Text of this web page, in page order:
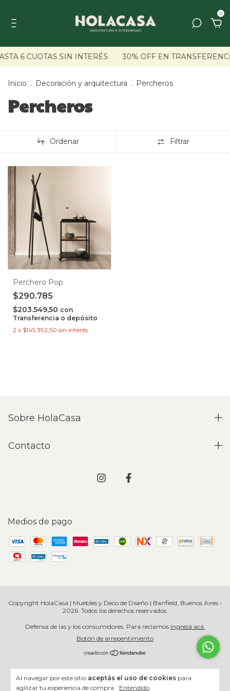
0
6 CUOTAS SIN INTERÉS 30% OFF EN
Al navegar por este sitio aceptás el uso de cookies para
agilizar tu experiencia de compra. Entendido
Inicio . Decoración y arquitectura . Percheros
Percheros
Ordenar Filtrar
Perchero Pop
$290.785
$203.549,50 con
Transferencia o depósito
2 x $145.392,50 sin interés
Sobre HolaCasa
Contacto
Medios de pago
Copyright HolaCasa | Muebles y Deco de Diseño | Banfield, Buenos Aires -
2026. Todos los derechos reservados.
Defensa de las y los consumidores. Para reclamos ingresá acá.
Botón de arrepentimiento